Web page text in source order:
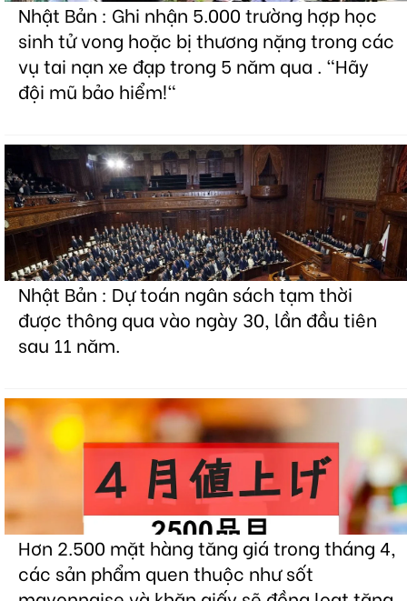
Nhật Bản : Ghi nhận 5.000 trường hợp học
sinh tử vong hoặc bị thương nặng trong các
vụ tai nạn xe đạp trong 5 năm qua . "Hãy
đội mũ bảo hiểm!"
Nhật Bản : Dự toán ngân sách tạm thời
được thông qua vào ngày 30, lần đầu tiên
sau 11 năm.
Hơn 2.500 mặt hàng tăng giá trong tháng 4,
các sản phẩm quen thuộc như sốt